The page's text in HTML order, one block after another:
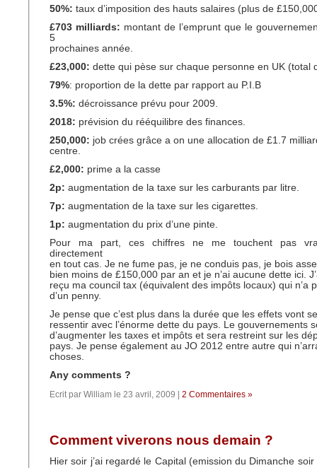
50%: taux d’imposition des hauts salaires (plus de
£703 milliards: montant de l’emprunt que le
5
prochaines année.
£23,000: dette qui pèse sur chaque personne en UK (total
79%: proportion de la dette par rapport au P.I.B
3.5%: décroissance prévu pour 2009.
2018: prévision du rééquilibre des finances.
250,000: job crées grâce a on une allocation de £1.7
centre.
£2,000: prime a la casse
2p: augmentation de la taxe sur les carburants par litre.
7p: augmentation de la taxe sur les cigarettes.
1p: augmentation du prix d’une pinte.
Pour ma part, ces chiffres ne me touchent pas
directement
en tout cas. Je ne fume pas, je ne conduis pas, je bois
bien moins de £150,000 par an et je n’ai aucune dette ici.
reçu ma council tax (équivalent des impôts locaux) qui n’a
d’un penny.
Je pense que c’est plus dans la durée que les effets vont
ressentir avec l’énorme dette du pays. Le gouvernements
d’augmenter les taxes et impôts et sera restreint sur les
pays. Je pense également au JO 2012 entre autre qui
choses.
Any comments ?
Ecrit par William le 23 avril, 2009 | 2 Commentaires »
Comment viverons nous demain ?
Hier soir j’ai regardé le Capital (emission du Dimanche